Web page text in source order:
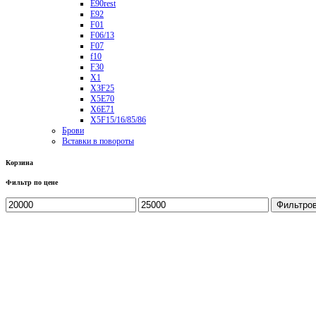
E90rest
E92
F01
F06/13
F07
f10
F30
X1
X3F25
X5E70
X6E71
X5F15/16/85/86
Брови
Вставки в повороты
Корзина
Фильтр по цене